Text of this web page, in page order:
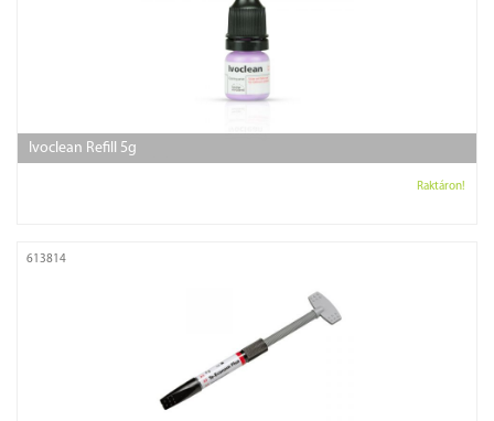
Ivoclean Refill 5g
Raktáron!
613814